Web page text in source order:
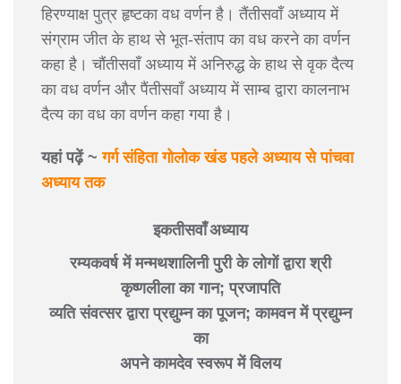
हिरण्याक्ष पुत्र हृष्टका वध वर्णन है। तैंतीसवाँ अध्याय में
संग्राम जीत के हाथ से भूत-संताप का वध करने का वर्णन
कहा है। चौंतीसवाँ अध्याय में अनिरुद्ध के हाथ से वृक दैत्य
का वध वर्णन और पैंतीसवाँ अध्याय में साम्ब द्वारा कालनाभ
दैत्य का वध का वर्णन कहा गया है।
यहां पढ़ें ~गर्ग संहिता गोलोक खंड पहले अध्याय से पांचवा
अध्याय तक
इकतीसवाँ अध्याय
रम्यकवर्ष में मन्मथशालिनी पुरी के लोगों द्वारा श्री
कृष्णलीला का गान; प्रजापति
व्यति संवत्सर द्वारा प्रद्युम्न का पूजन; कामवन में प्रद्युम्न
का
अपने कामदेव स्वरूप में विलय